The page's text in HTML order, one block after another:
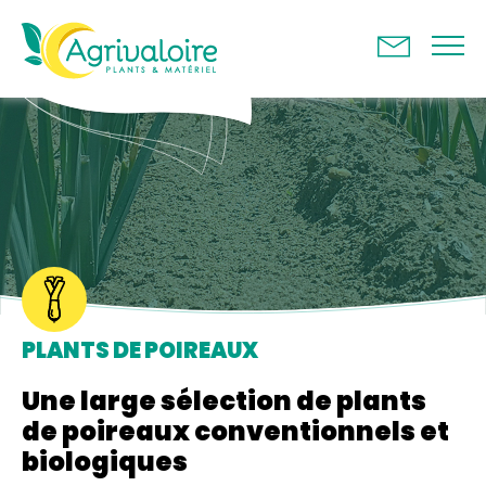
PLANTS DE POIREAUX
Une large sélection de plants
de poireaux conventionnels et
biologiques